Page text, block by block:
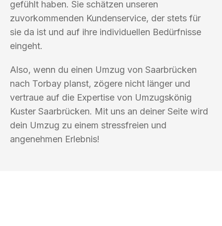
gefühlt haben. Sie schätzen unseren
zuvorkommenden Kundenservice, der stets für
sie da ist und auf ihre individuellen Bedürfnisse
eingeht.
Also, wenn du einen Umzug von Saarbrücken
nach Torbay planst, zögere nicht länger und
vertraue auf die Expertise von Umzugskönig
Kuster Saarbrücken. Mit uns an deiner Seite wird
dein Umzug zu einem stressfreien und
angenehmen Erlebnis!